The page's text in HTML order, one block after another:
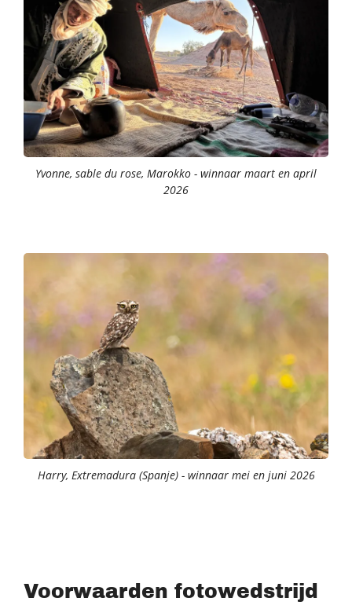
Yvonne, sable du rose, Marokko - winnaar maart en april
2026
Harry, Extremadura (Spanje) - winnaar mei en juni 2026
Voorwaarden fotowedstrijd